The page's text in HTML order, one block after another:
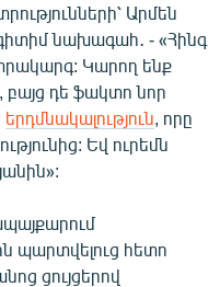
Արմեն
նախագահ․ - «Հինգ
Կարող ենք
բայց դե ֆակտո նոր
երդմնակալություն , որը
Եվ ուրեմն
պարտվելուց հետո
ցույցերով